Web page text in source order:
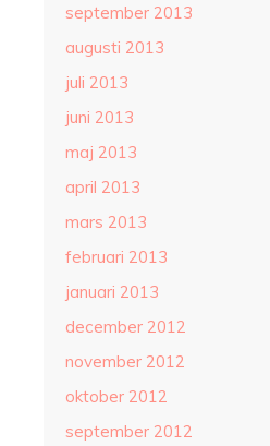
september 2013
augusti 2013
juli 2013
juni 2013
maj 2013
april 2013
mars 2013
februari 2013
januari 2013
december 2012
november 2012
oktober 2012
september 2012